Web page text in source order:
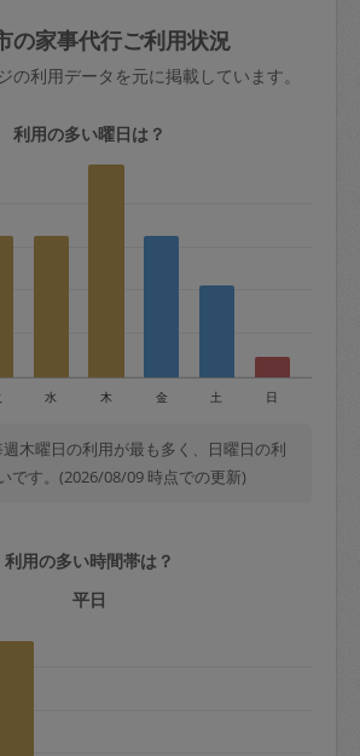
在による当日キャンセル＝依頼
＋交通費全額
頼日時／土曜日午前9時開始の場
時～土曜日8時まで＝依頼金額の
全額
在による当日キャンセル＝依頼
＋交通費全額
をキャンセルする場合、毎週定
回まで隔週定期は月1回までキャ
は損害保険の対象外となるので
ださい。
こちらも参照ください：初めて
すか？
の家事代行ご利用状況
の利用データを元に掲載しています。
利用の多い曜日は？
水 木 金 土 日
木曜日の利用が最も多く、日曜日の利
です。(2026/08/09 時点での更新)
利用の多い時間帯は？
平日